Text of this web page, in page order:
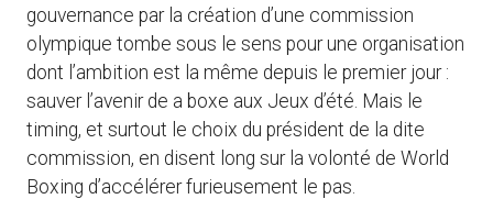
gouvernance par la création d’une commission
olympique tombe sous le sens pour une organisation
dont l’ambition est la même depuis le premier jour :
sauver l’avenir de a boxe aux Jeux d’été. Mais le
timing, et surtout le choix du président de la dite
commission, en disent long sur la volonté de World
Boxing d’accélérer furieusement le pas.